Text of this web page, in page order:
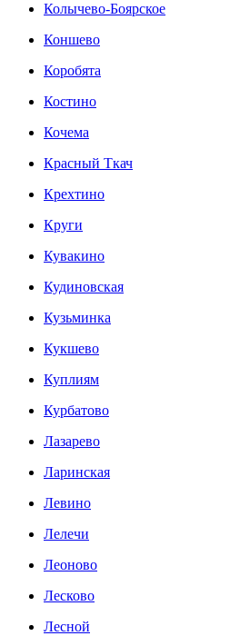
Колычево-Боярское
Коншево
Коробята
Костино
Кочема
Красный Ткач
Крехтино
Круги
Кувакино
Кудиновская
Кузьминка
Кукшево
Куплиям
Курбатово
Лазарево
Ларинская
Левино
Лелечи
Леоново
Лесково
Лесной